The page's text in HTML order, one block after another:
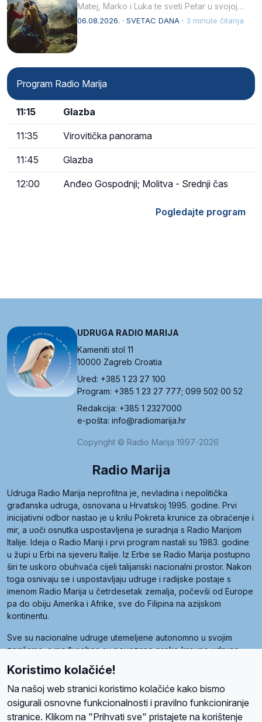
Matej, Marko i Luka te sveti Petar u svojoj
drugoj…
06.08.2026. · SVETAC DANA · 3 minute čitanja
Program Radio Marija
11:15 Glazba
11:35 Virovitička panorama
11:45 Glazba
12:00 Anđeo Gospodnji; Molitva - Srednji čas
Pogledajte program
UDRUGA RADIO MARIJA
Kameniti stol 11
10000 Zagreb Croatia
Ured: +385 1 23 27 100
Program: +385 1 23 27 777; 099 502 00 52
Redakcija: +385 1 2327000
e-pošta: info@radiomarija.hr
Copyright © Radio Marija 1997-2026
Radio Marija
Udruga Radio Marija neprofitna je, nevladina i nepolitička
građanska udruga, osnovana u Hrvatskoj 1995. godine. Prvi
inicijativni odbor nastao je u krilu Pokreta krunice za obraćenje i
mir, a uoči osnutka uspostavljena je suradnja s Radio Marijom
Italije. Ideja o Radio Mariji i prvi program nastali su 1983. godine
u župi u Erbi na sjeveru Italije. Iz Erbe se Radio Marija postupno
širi te uskoro obuhvaća cijeli talijanski nacionalni prostor. Nakon
toga osnivaju se i uspostavljaju udruge i radijske postaje s
imenom Radio Marija u četrdesetak zemalja, počevši od Europe
pa do obiju Amerika i Afrike, sve do Filipina na azijskom
kontinentu.
Sve su nacionalne udruge utemeljene autonomno u svojim
zemljama, a međusobna su povezane preko krovne udruge
Radio Maria). Svjetsku obitelj utemeljilo je sedam članica, među
kojima je i hrvatska Udruga Radio Marija.
Koristimo kolačiće!
Na našoj web stranici koristimo kolačiće kako bismo
osigurali osnovne funkcionalnosti i pravilno funkcioniranje
stranice. Klikom na "Prihvati sve" pristajete na korištenje